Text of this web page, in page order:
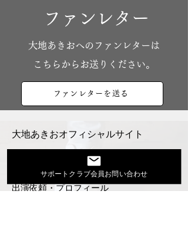
ファンレター
​大地あきおへのファンレターは
こちらからお送りください。
ファンレターを送る
大地あきおオフィシャルサイト
活動スケジュール
出演依頼・プロフィール
サポートクラブ会員お問い合わせ